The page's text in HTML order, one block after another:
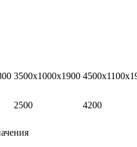
3500х1000х1900
2500 4200